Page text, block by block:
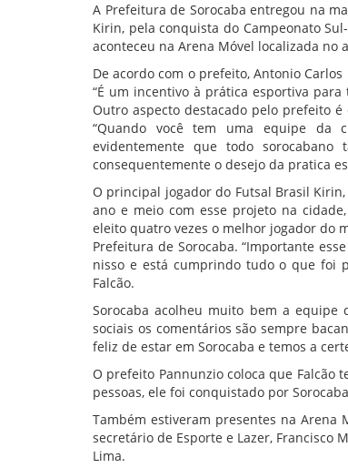
A Prefeitura de Sorocaba entregou na
Kirin, pela conquista do Campeonato
aconteceu na Arena Móvel localizada
De acordo com o prefeito, Antonio
“É um incentivo à prática esportiva
Outro aspecto destacado pelo prefeito
“Quando você tem uma equipe da
evidentemente que todo
consequentemente o desejo da pratica
O principal jogador do Futsal Brasil
ano e meio com esse projeto na
eleito quatro vezes o melhor jogador do
Prefeitura de Sorocaba. “Importante
nisso e está cumprindo tudo o que foi
Falcão.
Sorocaba acolheu muito bem a equipe
sociais os comentários são sempre
feliz de estar em Sorocaba e temos a
O prefeito Pannunzio coloca que Falcão
pessoas, ele foi conquistado por
Também estiveram presentes na Arena
secretário de Esporte e Lazer, Francisco
Lima.